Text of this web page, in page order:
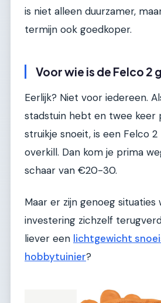
is niet alleen duurzamer,
termijn ook goedkoper.
Voor wie is de Felco 2
Eerlijk? Niet voor iedereen.
stadstuin hebt en twee keer
struikje snoeit, is een Felco 2
overkill. Dan kom je prima
schaar van €20-30.
Maar er zijn genoeg situaties
investering zichzelf
liever een lichtgewicht
hobbytuinier?